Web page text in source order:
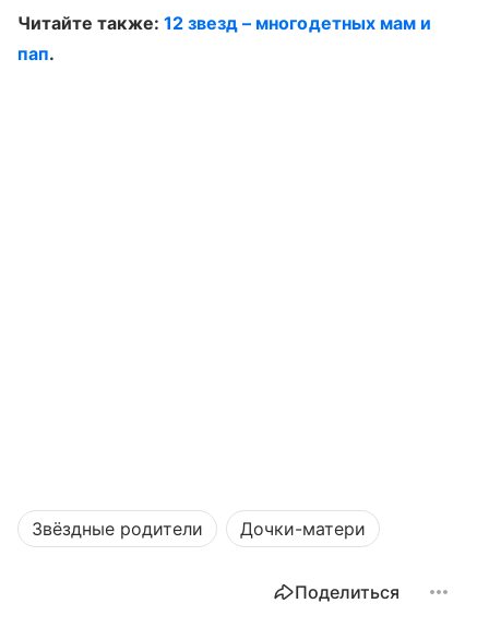
Читайте также: 12 звезд – многодетных мам и
пап.
Звёздные родители Дочки-матери
Поделиться